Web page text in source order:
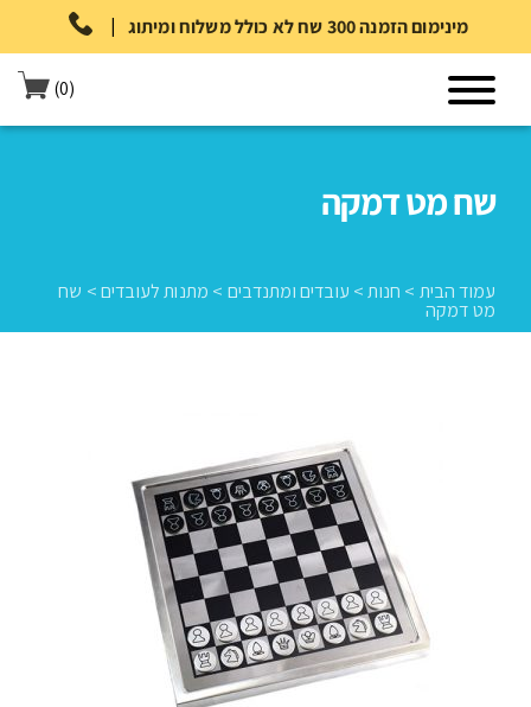
| מינימום הזמנה 300 שח לא כולל משלוח ומיתוג
(0)
שח מט דמקה
עמוד הבית > חנות> עובדים ומתנדבים > מתנות לעובדים> שח
מט דמקה